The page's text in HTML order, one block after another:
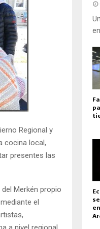
Regional y
cocina local,
presentes las
Merkén propio
el